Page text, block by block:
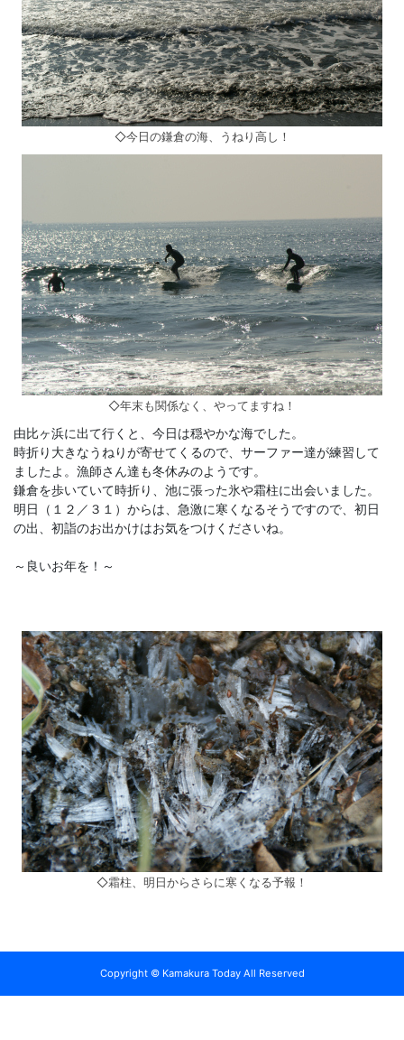
◇今日の鎌倉の海、うねり高し！
◇年末も関係なく、やってますね！
由比ヶ浜に出て行くと、今日は穏やかな海でした。
時折り大きなうねりが寄せてくるので、サーファー達が練習して
ましたよ。漁師さん達も冬休みのようです。
鎌倉を歩いていて時折り、池に張った氷や霜柱に出会いました。
明日（１２／３１）からは、急激に寒くなるそうですので、初日
の出、初詣のお出かけはお気をつけくださいね。
～良いお年を！～
◇霜柱、明日からさらに寒くなる予報！
Copyright © Kamakura Today All Reserved